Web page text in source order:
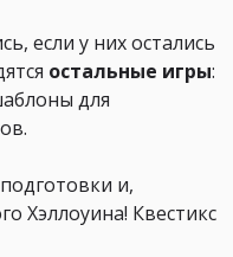
если у них остались
остальные игры:
для
и,
Хэллоуина! Квестикс